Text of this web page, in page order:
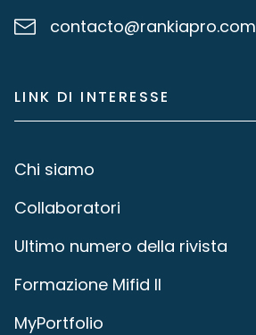
contacto@rankiapro.com
LINK DI INTERESSE
Chi siamo
Collaboratori
Ultimo numero della rivista
Formazione Mifid II
MyPortfolio